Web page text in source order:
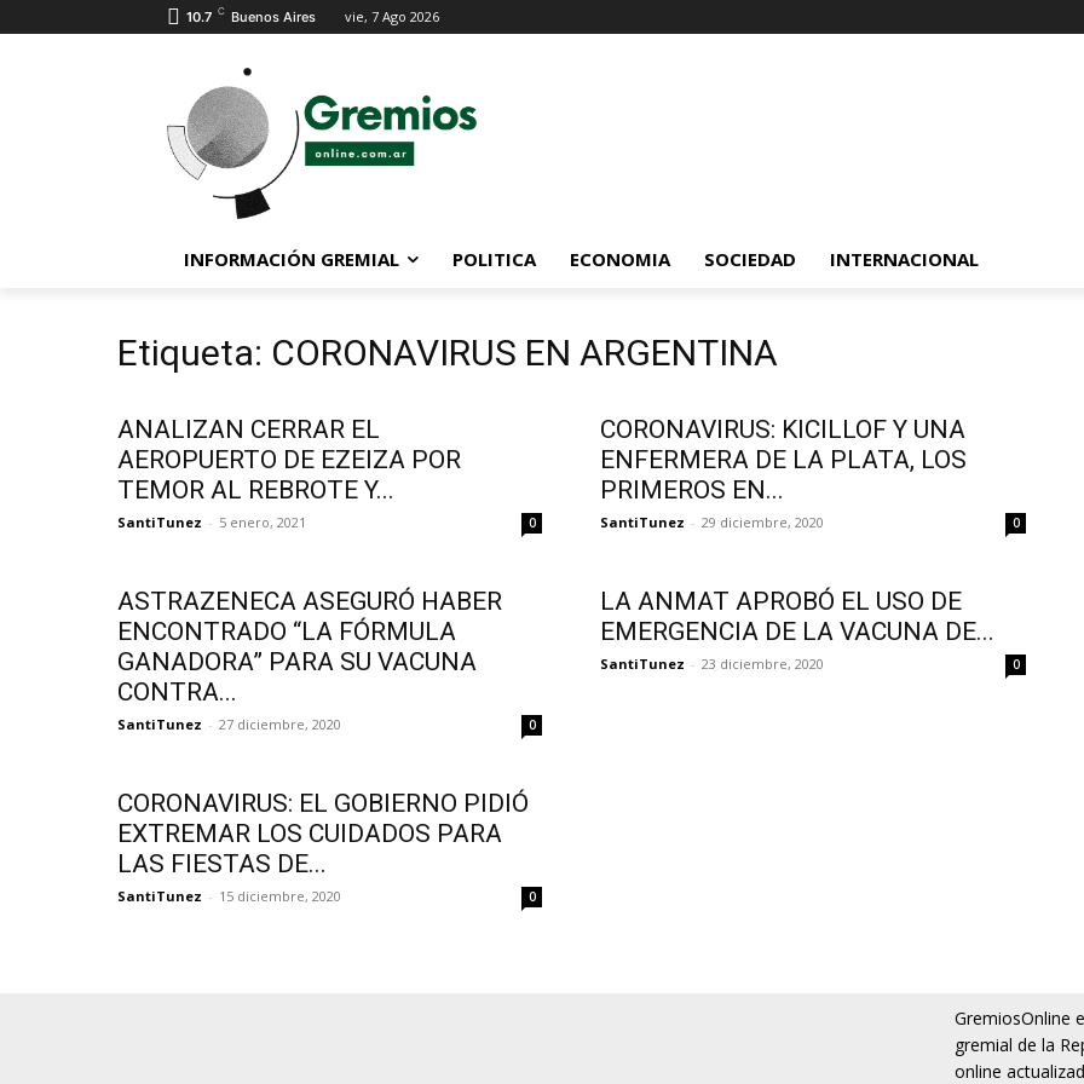
10.7 C Buenos Aires vie, 7 Ago 2026
INFORMACIÓN GREMIAL POLITICA ECONOMIA SOCIEDAD INTERNACIONAL
Etiqueta: CORONAVIRUS EN ARGENTINA
ANALIZAN CERRAR EL
AEROPUERTO DE EZEIZA POR
TEMOR AL REBROTE Y...
SantiTunez - 5 enero, 2021 0
CORONAVIRUS: KICILLOF Y UNA
ENFERMERA DE LA PLATA, LOS
PRIMEROS EN...
SantiTunez - 29 diciembre, 2020 0
ASTRAZENECA ASEGURÓ HABER
ENCONTRADO “LA FÓRMULA
GANADORA” PARA SU VACUNA
CONTRA...
SantiTunez - 27 diciembre, 2020 0
LA ANMAT APROBÓ EL USO DE
EMERGENCIA DE LA VACUNA DE...
SantiTunez - 23 diciembre, 2020 0
CORONAVIRUS: EL GOBIERNO PIDIÓ
EXTREMAR LOS CUIDADOS PARA
LAS FIESTAS DE...
SantiTunez - 15 diciembre, 2020 0
GremiosOnline
gremial de la
online